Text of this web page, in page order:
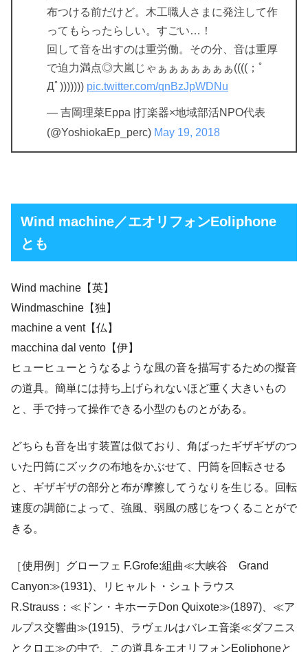
布つける前だけど。木工職人さまに発注して作
ってもらったらしい。すごい…！
回して音を出すのは重労働。その分、音は重厚
で迫力満点◎大嵐じゃぁぁぁぁぁぁぁ((((；ﾟ
Дﾟ))))))) pic.twitter.com/qnBzJpWDNu
— 吉岡理菜Eppa |打楽器×地域部活NPO代表
(@YoshiokaEp_perc) May 19, 2018
Wind machine／エオリフォンEoliphone
とも
Wind machine【英】
Windmaschine【独】
machine a vent【仏】
macchina dal vento【伊】
ヒューヒューとうなるような風の音を描写するための擬音
の道具。簡単には持ち上げられないほど重く大きいもの
と、手で持って操作できる小型のものとがある。
どちらも音を出す装置は似ており、角ばったギザギザのつ
いた円筒にズックの布地をかぶせて、円筒を回転させる
と、ギザギザの部分と布が摩擦してうなりを生じる。回転
速度の調節によって、強風、弱風の感じをつくることがで
きる。
［使用例］グローフェ F.Grofe:組曲≪大峡谷 Grand
Canyon≫(1931)、リヒャルト・シュトラウス
R.Strauss：≪ドン・キホーテDon Quixote≫(1897)、≪ア
ルプス交響曲≫(1915)、ラヴェルはバレエ音楽≪ダフニス
とクロエ≫の中で、この道具をエオリフォンEoliphoneと